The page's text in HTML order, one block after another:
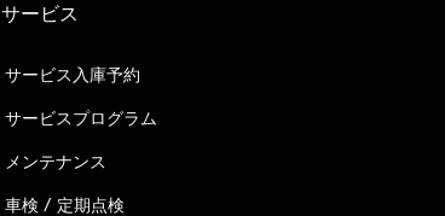
サービス
サービス入庫予約
サービスプログラム
メンテナンス
車検 / 定期点検